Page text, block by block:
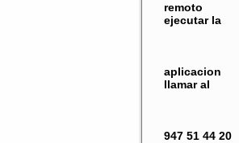
ejecutar la
llamar al
947 51 44 20